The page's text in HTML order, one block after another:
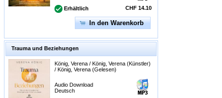
Erhältlich CHF 14.10
In den Warenkorb
Trauma und Beziehungen
König, Verena / König, Verena (Künstler)
/ König, Verena (Gelesen)
Audio Download
Deutsch